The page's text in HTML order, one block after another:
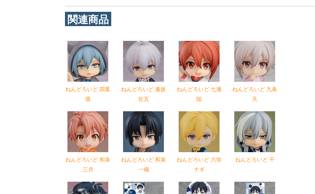
関連商品
ねんどろいど 四葉
環
ねんどろいど 逢坂
壮五
ねんどろいど 七瀬
陸
ねんどろいど 九条
天
ねんどろいど 和泉
三月
ねんどろいど 和泉
一織
ねんどろいど 六弥
ナギ
ねんどろいど 千